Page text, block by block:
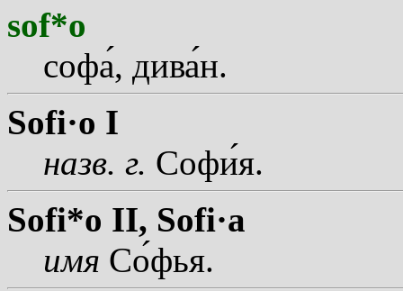
sof*o
софа, диван.
Sofi·o I
назв. г. София.
Sofi*o II, Sofi·a
имя Софья.